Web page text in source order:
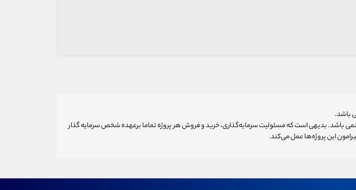
باشد.
باشد. بدیهی است که مسئولیت سرمایه‌گذاری، خرید و فروش هر پروژه تماما برعهده شخص سرمایه گذار
این پروژه‌‌ها عمل می‌کند.